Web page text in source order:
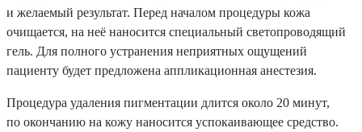
и желаемый результат. Перед началом процедуры кожа
очищается, на неё наносится специальный светопроводящий
гель. Для полного устранения неприятных ощущений
пациенту будет предложена аппликационная анестезия.
Процедура удаления пигментации длится около 20 минут,
по окончанию на кожу наносится успокаивающее средство.